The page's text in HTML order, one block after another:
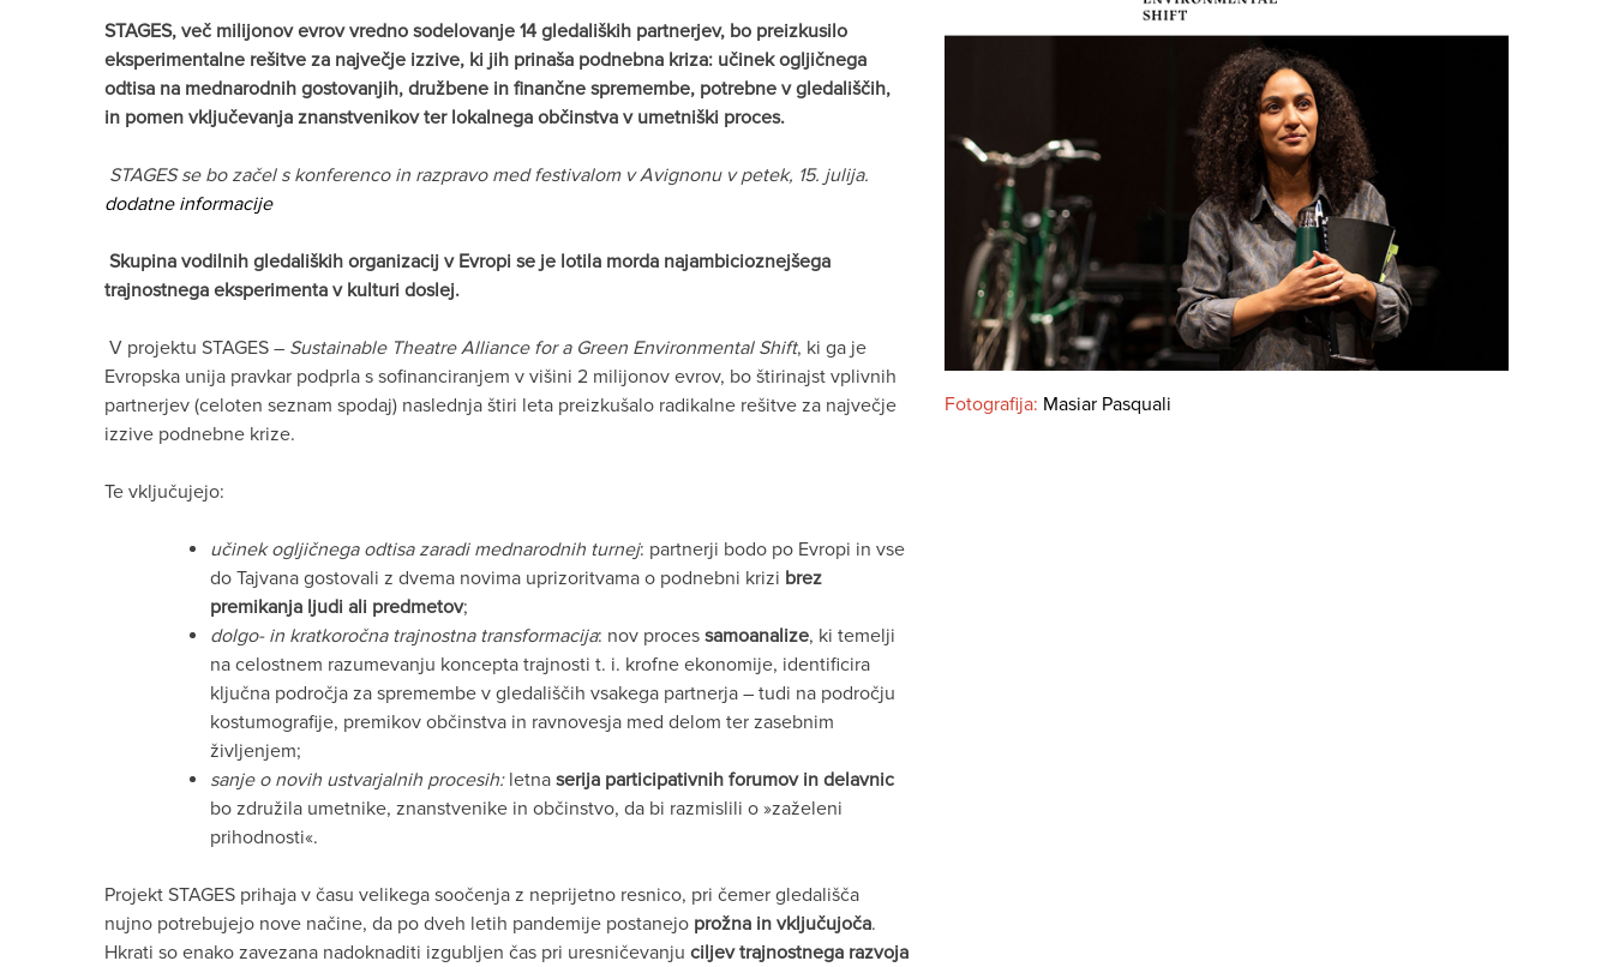
STAGES, več milijonov evrov vredno sodelovanje 14 gledaliških partnerjev, bo preizkusilo
eksperimentalne rešitve za največje izzive, ki jih prinaša podnebna kriza: učinek ogljičnega
odtisa na mednarodnih gostovanjih, družbene in finančne spremembe, potrebne v gledališčih,
in pomen vključevanja znanstvenikov ter lokalnega občinstva v umetniški proces.
STAGES se bo začel s konferenco in razpravo med festivalom v Avignonu v petek, 15. julija.
dodatne informacije
Skupina vodilnih gledaliških organizacij v Evropi se je lotila morda najambicioznejšega
trajnostnega eksperimenta v kulturi doslej.
V projektu STAGES – Sustainable Theatre Alliance for a Green Environmental Shift, ki ga je
Evropska unija pravkar podprla s sofinanciranjem v višini 2 milijonov evrov, bo štirinajst vplivnih
partnerjev (celoten seznam spodaj) naslednja štiri leta preizkušalo radikalne rešitve za največje
izzive podnebne krize.
Te vključujejo:
učinek ogljičnega odtisa zaradi mednarodnih turnej: partnerji bodo po Evropi in vse
do Tajvana gostovali z dvema novima uprizoritvama o podnebni krizi brez
premikanja ljudi ali predmetov;
dolgo- in kratkoročna trajnostna transformacija: nov proces samoanalize, ki temelji
na celostnem razumevanju koncepta trajnosti t. i. krofne ekonomije, identificira
ključna področja za spremembe v gledališčih vsakega partnerja – tudi na področju
kostumografije, premikov občinstva in ravnovesja med delom ter zasebnim
življenjem;
sanje o novih ustvarjalnih procesih: letna serija participativnih forumov in delavnic
bo združila umetnike, znanstvenike in občinstvo, da bi razmislili o »zaželeni
prihodnosti«.
Projekt STAGES prihaja v času velikega soočenja z neprijetno resnico, pri čemer gledališča
nujno potrebujejo nove načine, da po dveh letih pandemije postanejo prožna in vključujoča.
Hkrati so enako zavezana nadoknaditi izgubljen čas pri uresničevanju ciljev trajnostnega razvoja
Fotografija: Masiar Pasquali